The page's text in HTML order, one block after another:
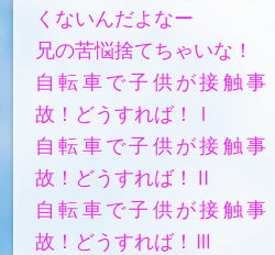
くないんだよなー
兄の苦悩捨てちゃいな！
自転車で子供が接触事
故！どうすれば！Ⅰ
自転車で子供が接触事
故！どうすれば！Ⅱ
自転車で子供が接触事
故！どうすれば！Ⅲ